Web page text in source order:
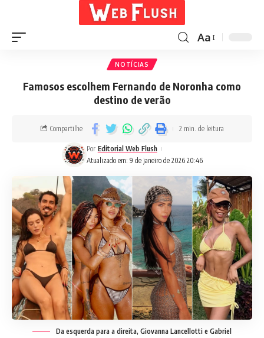
Aa
NOTÍCIAS
Famosos escolhem Fernando de Noronha como
destino de verão
Atualizado em: 9 de janeiro de 2026 20:46
Por Editorial Web Flush
Compartilhe 2 min. de leitura
Da esquerda para a direita, Giovanna Lancellotti e Gabriel